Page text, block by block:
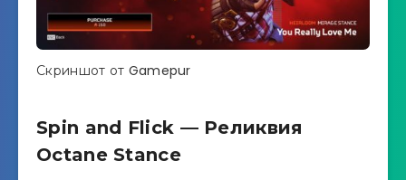
Скриншот от Gamepur
Spin and Flick — Реликвия
Octane Stance